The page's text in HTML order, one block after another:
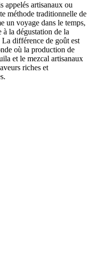
appelés artisanaux ou
méthode traditionnelle de
un voyage dans le temps,
à la dégustation de la
différence de goût est
où la production de
et le mezcal artisanaux
riches et